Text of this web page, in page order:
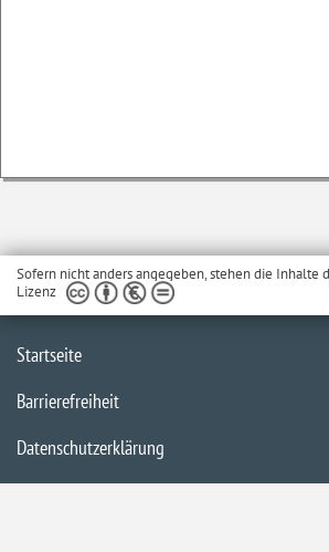
Sofern nicht anders angegeben, stehen die Inhalte
Lizenz
Startseite
Barrierefreiheit
Datenschutzerklärung